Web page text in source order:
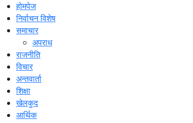
होमपेज
निर्वाचन विशेष
समाचार
अपराध
राजनीति
विचार
अन्तवार्ता
शिक्षा
खेलकुद
आर्थिक